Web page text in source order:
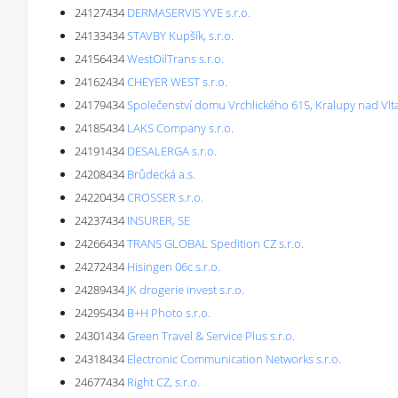
24127434 DERMASERVIS YVE s.r.o.
24133434STAVBY Kupšík, s.r.o.
24156434WestOilTrans s.r.o.
24162434CHEYER WEST s.r.o.
24179434Společenství domu Vrchlického 615, Kralupy nad
24185434 LAKS Company s.r.o.
24191434 DESALERGA s.r.o.
24208434 Brůdecká a.s.
24220434CROSSER s.r.o.
24237434 INSURER, SE
24266434TRANS GLOBAL Spedition CZ s.r.o.
24272434 Hisingen 06c s.r.o.
24289434 JK drogerie invest s.r.o.
24295434 B+H Photo s.r.o.
24301434Green Travel & Service Plus s.r.o.
24318434 Electronic Communication Networks s.r.o.
24677434 Right CZ, s.r.o.